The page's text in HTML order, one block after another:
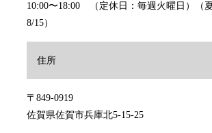
10:00〜18:00 （定休日：毎週火曜日）（
8/15）
住所
〒849-0919
佐賀県佐賀市兵庫北5-15-25